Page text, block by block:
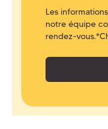
Les
notre équipe
rendez-vous.